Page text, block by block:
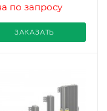
по запросу
ЗАКАЗАТЬ